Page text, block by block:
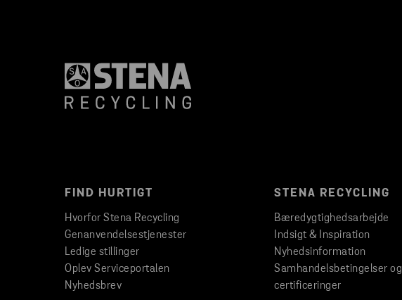
FIND HURTIGT
Hvorfor Stena Recycling
Genanvendelsestjenester
Ledige stillinger
Oplev Serviceportalen
Nyhedsbrev
STENA RECYCLING
Bæredygtighedsarbejde
Indsigt & Inspiration
Nyhedsinformation
Samhandelsbetingelser og
certificeringer